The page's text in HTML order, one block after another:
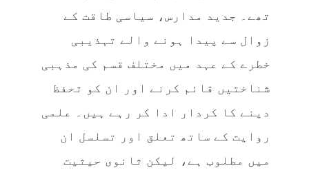
تھے۔ جدید مدارس، سیاسی طاقت کے
زوال سے پیدا ہونے والے تہذیبی
خطرے کے عہد میں مختلف قسم کی مذہبی
شناختیں قائم کرنے اور ان کو تحفظ
دینے کا کردار ادا کر رہے ہیں۔ علمی
روایت کے ساتھ تعلق اور تسلسل ان
میں مطلوب ہے، لیکن ثانوی حیثیت